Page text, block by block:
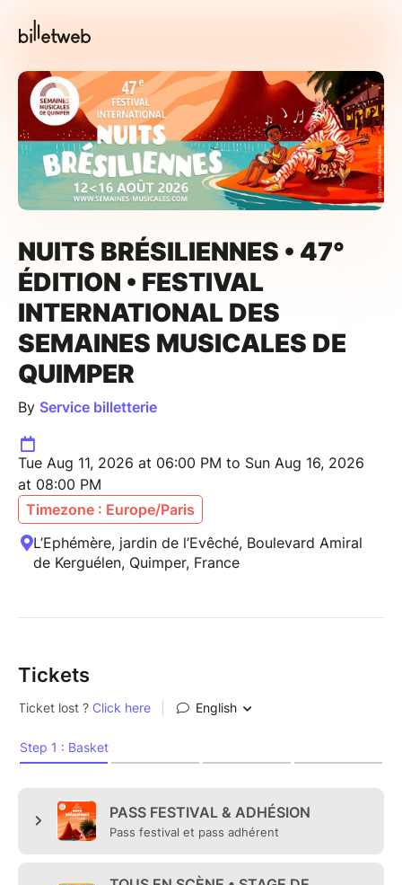
NUITS BRÉSILIENNES • 47°
ÉDITION • FESTIVAL
INTERNATIONAL DES
SEMAINES MUSICALES DE
QUIMPER
By Service billetterie
Tue Aug 11, 2026 at 06:00 PM to Sun Aug 16, 2026
at 08:00 PM
Timezone : Europe/Paris
L’Ephémère, jardin de l’Evêché, Boulevard Amiral
de Kerguélen, Quimper, France
Tickets